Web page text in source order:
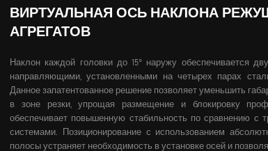
ВИРТУАЛЬНАЯ ОСЬ НАКЛОНА
АГРЕГАТОВ
Наклон каждой головки до 15° наружу обеспечивается
направляющими, установленными на четырех парах
Данное запатентованное решение позволяет уменьшить
в зоне резки, упрощая размещение и блокировку
обеспечивает повышенную стабильность по сравнению с
системами.
Позиционирование с использованием
полосы устраняет необходимость в установке осей и